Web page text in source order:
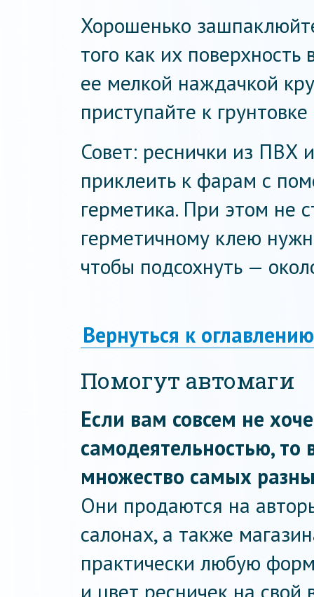
Хорошенько
того как их поверхность
ее мелкой наждачкой
приступайте к
Совет: реснички из ПВХ
приклеить к фарам с
герметика. При этом не
герметичному клею
чтобы подсохнуть —
Вернуться к оглавлению
Помогут автомаги
Если вам совсем не
самодеятельностью,
множество самых
Они продаются на
салонах, а также
практически любую
и цвет ресничек на свой